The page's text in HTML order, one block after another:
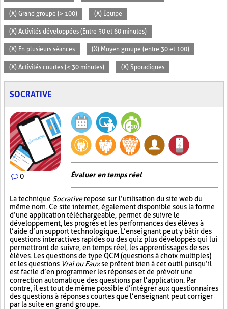
(X) Grand groupe (> 100) (X) Équipe
(X) Activités développées (Entre 30 et 60 minutes)
(X) En plusieurs séances (X) Moyen groupe (entre 30 et 100)
(X) Activités courtes (< 30 minutes) (X) Sporadiques
SOCRATIVE
0 Évaluer en temps réel
La technique Socrativerepose sur l’utilisation du site web du
même nom. Ce site internet, également disponible sous la forme
d’une application téléchargeable, permet de suivre le
développement, les progrès et les performances des élèves à
l’aide d’un support technologique. L’enseignant peut y bâtir des
questions interactives rapides ou des quiz plus développés qui lui
permettront de suivre, en temps réel, les apprentissages de ses
élèves. Les questions de type QCM (questions à choix multiples)
et les questions Vrai ou Fauxse prêtent bien à cet outil puisqu’il
est facile d’en programmer les réponses et de prévoir une
correction automatique des questions par l’application. Par
contre, il est tout de même possible d’intégrer aux questionnaires
des questions à réponses courtes que l’enseignant peut corriger
par la suite en grand groupe.